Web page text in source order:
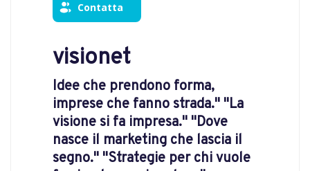
Contatta
visionet
Idee che prendono forma,
imprese che fanno strada." "La
visione si fa impresa." "Dove
nasce il marketing che lascia il
segno." "Strategie per chi vuole